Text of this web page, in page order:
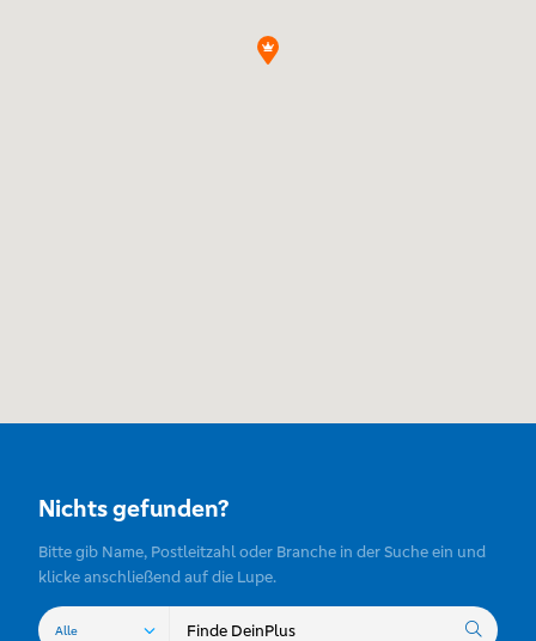
Nichts gefunden?
Bitte gib Name, Postleitzahl oder Branche in der Suche ein und
klicke anschließend auf die Lupe.